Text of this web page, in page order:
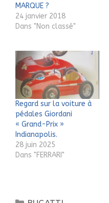
MARQUE ?
24 janvier 2018
Dans "Non classé"
Regard sur la voiture à
pédales Giordani
« Grand-Prix »
Indianapolis.
28 juin 2025
Dans "FERRARI"
Catégories